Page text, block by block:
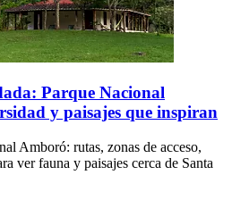
Parque Nacional
y paisajes que inspiran
Amboró: rutas, zonas de acceso,
ver fauna y paisajes cerca de Santa